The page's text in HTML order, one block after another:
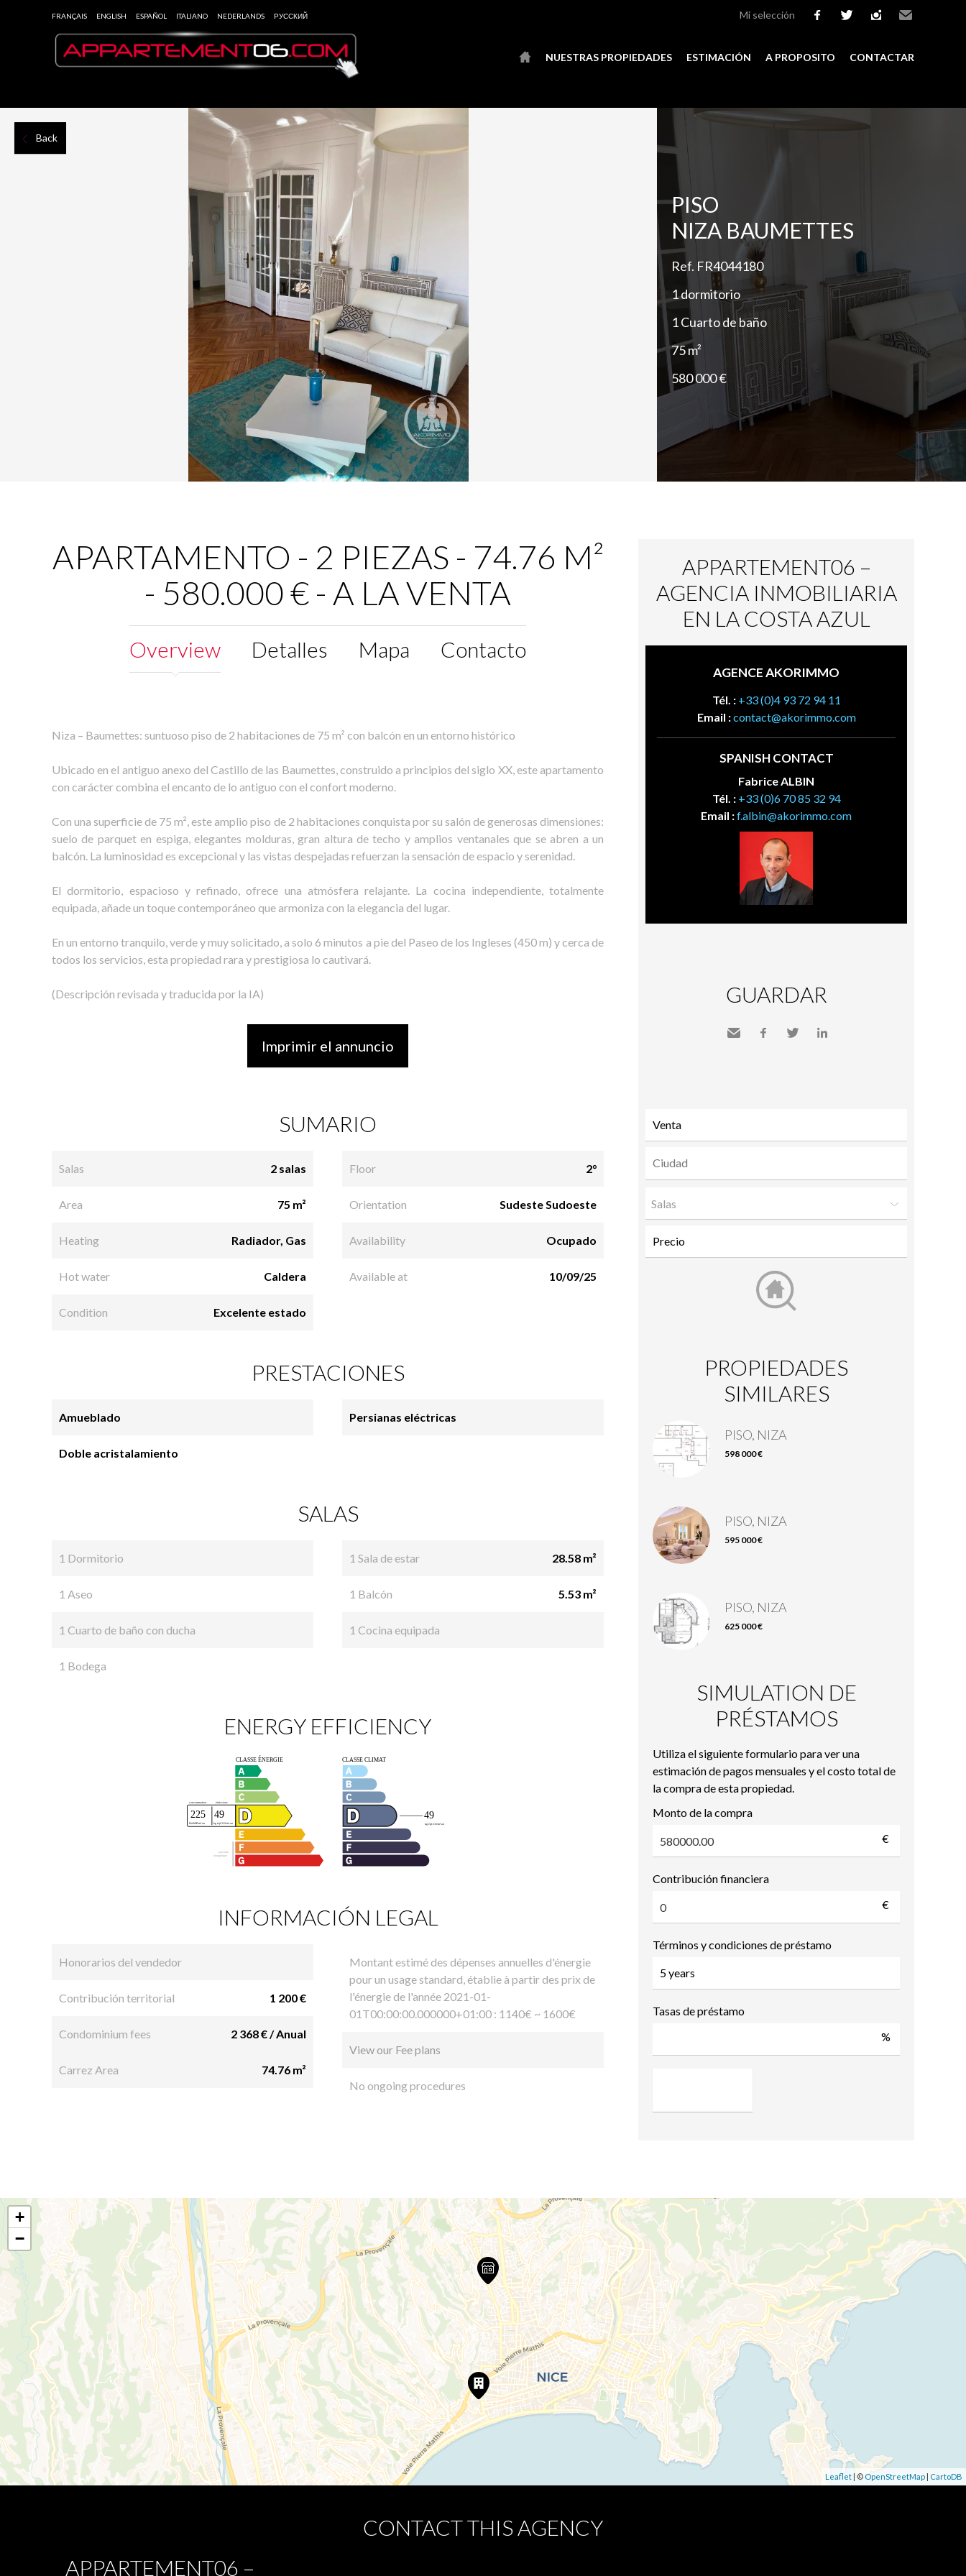
FRANÇAIS ENGLISH ESPAÑOL ITALIANO NEDERLANDS РУССКИЙ Mi selección
NUESTRAS PROPIEDADES ESTIMACIÓN A PROPOSITO CONTACTAR
Back
Add to selection
PISO
NIZA BAUMETTES
Ref. FR4044180
1 dormitorio
1 Cuarto de baño
75 m²
580 000 €
APARTAMENTO - 2 PIEZAS - 74.76 M²
- 580.000 € - A LA VENTA
Overview Detalles Mapa Contacto
Niza – Baumettes: suntuoso piso de 2 habitaciones de 75 m² con balcón en un entorno histórico
Ubicado en el antiguo anexo del Castillo de las Baumettes, construido a principios del siglo XX, este apartamento
con carácter combina el encanto de lo antiguo con el confort moderno.
Con una superficie de 75 m², este amplio piso de 2 habitaciones conquista por su salón de generosas dimensiones:
suelo de parquet en espiga, elegantes molduras, gran altura de techo y amplios ventanales que se abren a un
balcón. La luminosidad es excepcional y las vistas despejadas refuerzan la sensación de espacio y serenidad.
El dormitorio, espacioso y refinado, ofrece una atmósfera relajante. La cocina independiente, totalmente
equipada, añade un toque contemporáneo que armoniza con la elegancia del lugar.
En un entorno tranquilo, verde y muy solicitado, a solo 6 minutos a pie del Paseo de los Ingleses (450 m) y cerca de
todos los servicios, esta propiedad rara y prestigiosa lo cautivará.
(Descripción revisada y traducida por la IA)
Imprimir el annuncio
SUMARIO
Salas 2 salas
Area 75 m²
Heating Radiador, Gas
Hot water Caldera
Condition Excelente estado
Floor 2°
Orientation Sudeste Sudoeste
Availability Ocupado
Available at 10/09/25
PRESTACIONES
Amueblado
Doble acristalamiento
Persianas eléctricas
SALAS
1 Dormitorio
1 Aseo
1 Cuarto de baño con ducha
1 Bodega
1 Sala de estar 28.58 m²
1 Balcón 5.53 m²
1 Cocina equipada
ENERGY EFFICIENCY
INFORMACIÓN LEGAL
Honorarios del vendedor
Contribución territorial 1 200 €
Condominium fees 2 368 € / Anual
Carrez Area 74.76 m²
Montant estimé des dépenses annuelles d'énergie
pour un usage standard, établie à partir des prix de
l'énergie de l'année 2021-01-
01T00:00:00.000000+01:00 : 1140€ ~ 1600€
View our Fee plans
No ongoing procedures
APPARTEMENT06 –
AGENCIA INMOBILIARIA
EN LA COSTA AZUL
AGENCE AKORIMMO
Tél. : +33 (0)4 93 72 94 11
Email :contact@akorimmo.com
SPANISH CONTACT
Fabrice ALBIN
Tél. : +33 (0)6 70 85 32 94
Email :f.albin@akorimmo.com
GUARDAR
Salas
PROPIEDADES
SIMILARES
PISO, NIZA
598 000 €
PISO, NIZA
595 000 €
PISO, NIZA
625 000 €
SIMULATION DE
PRÉSTAMOS
Utiliza el siguiente formulario para ver una
estimación de pagos mensuales y el costo total de
la compra de esta propiedad.
Monto de la compra
€
Contribución financiera
€
Términos y condiciones de préstamo
Tasas de préstamo
%
+
−
Leaflet | ©OpenStreetMap | CartoDB
CONTACT THIS AGENCY
APPARTEMENT06 –